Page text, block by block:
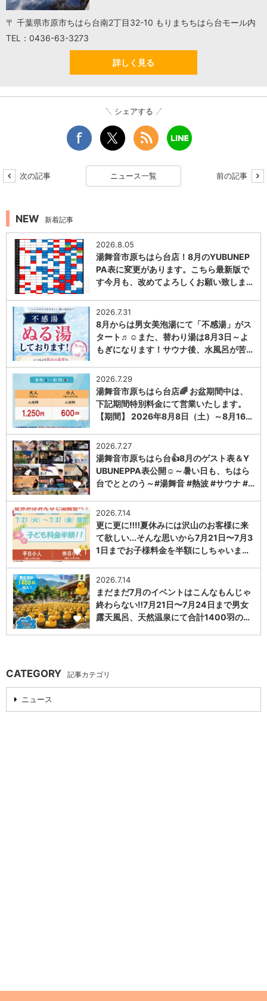
〒 千葉県市原市ちはら台南2丁目32-10 もりまちちはら台モール内
TEL：0436-63-3273
詳しく見る
シェアする
次の記事 ニュース一覧 前の記事
NEW 新着記事
1
2026.8.05
湯舞音市原ちはら台店！8月のYUBUNEP
PA表に変更があります。こちら最新版で
す今月も、改めてよろしくお願い致しま…
1
2026.7.31
8月からは男女美泡湯にて「不感湯」がス
タート♬☺また、替わり湯は8月3日～よ
もぎになります！サウナ後、水風呂が苦…
1
2026.7.29
湯舞音市原ちはら台店🌈 お盆期間中は、
下記期間特別料金にて営業いたします。
【期間】 2026年8月8日（土）～8月16…
1
2026.7.27
湯舞音市原ちはら台👍8月のゲスト表＆Y
UBUNEPPA表公開☺～暑い日も、ちはら
台でととのう～#湯舞音 #熱波 #サウナ #…
1
2026.7.14
更に更に‼️‼️夏休みには沢山のお客様に来
て欲しい...そんな思いから7月21日〜7月3
1日までお子様料金を半額にしちゃいま…
1
2026.7.14
まだまだ7月のイベントはこんなもんじゃ
終わらない‼️7月21日〜7月24日まで男女
露天風呂、天然温泉にて合計1400羽の…
CATEGORY 記事カテゴリ
ニュース